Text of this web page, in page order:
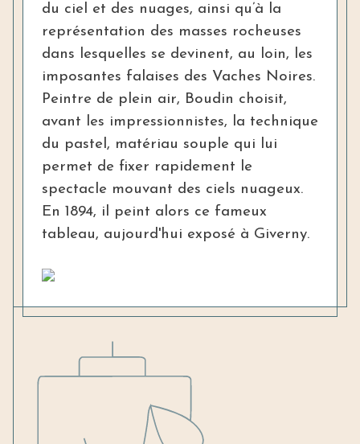
du ciel et des nuages, ainsi qu’à la
représentation des masses rocheuses
dans lesquelles se devinent, au loin, les
imposantes falaises des Vaches Noires.
Peintre de plein air, Boudin choisit,
avant les impressionnistes, la technique
du pastel, matériau souple qui lui
permet de fixer rapidement le
spectacle mouvant des ciels nuageux.
En 1894, il peint alors ce fameux
tableau, aujourd'hui exposé à Giverny.